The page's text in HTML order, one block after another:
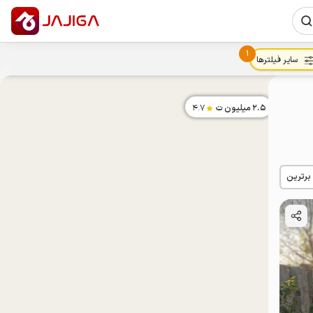
2.5میلیون ت 4.7
برترین
1
سایر فیلترها